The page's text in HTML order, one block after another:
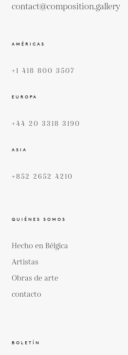
contact@composition.gallery
AMÉRICAS
+1 418 800 3507
EUROPA
+44 20 3318 3190
ASIA
+852 2652 4210
QUIÉNES SOMOS
Hecho en Bélgica
Artistas
Obras de arte
contacto
BOLETÍN